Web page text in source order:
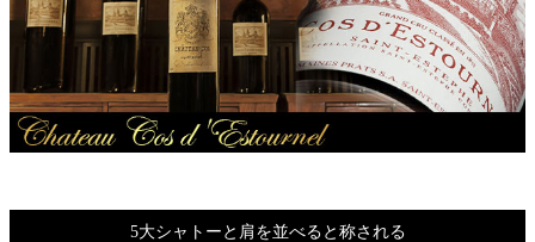
5大シャトーと肩を並べると称される